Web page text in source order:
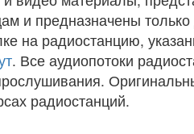
и предназначены
на радиостанцию,
. Все аудиопотоки
радиостанций.